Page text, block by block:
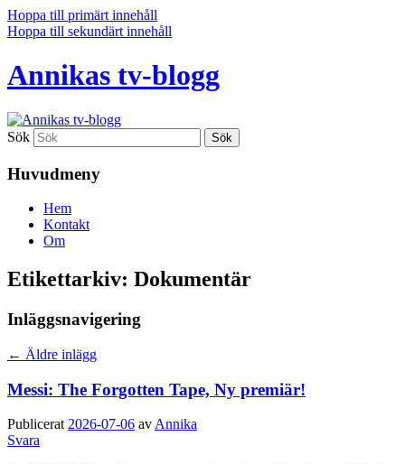
Hoppa till primärt innehåll
Hoppa till sekundärt innehåll
Annikas tv-blogg
Sök
Huvudmeny
Hem
Kontakt
Om
Etikettarkiv: Dokumentär
Inläggsnavigering
← Äldre inlägg
Messi: The Forgotten Tape, Ny premiär!
Publicerat 2026-07-06 av Annika
Svara